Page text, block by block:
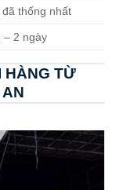
thống nhất
– 2 ngày
HÀNG TỪ